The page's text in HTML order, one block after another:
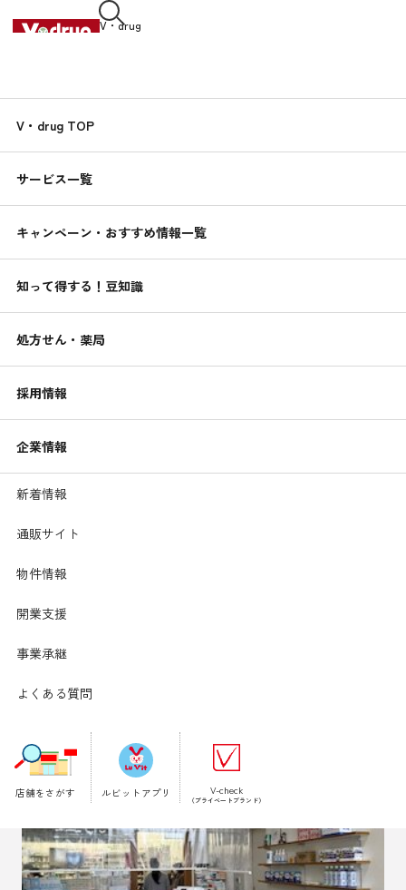
V・drug
V・drug TOP
サービス一覧
キャンペーン・おすすめ情報一覧
知って得する！豆知識
処方せん・薬局
採用情報
企業情報
新着情報
通販サイト
物件情報
開業支援
事業承継
よくある質問
店舗をさがす ルビットアプリ V-check
（プライベートブランド）
想いを未来へ